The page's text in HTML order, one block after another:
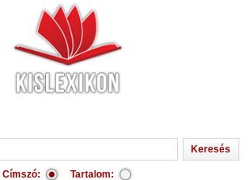
Címszó: Tartalom: